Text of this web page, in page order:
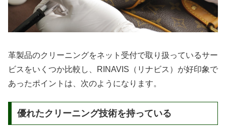
革製品のクリーニングをネット受付で取り扱っているサー
ビスをいくつか比較し、RINAVIS（リナビス）が好印象で
あったポイントは、次のようになります。
優れたクリーニング技術を持っている